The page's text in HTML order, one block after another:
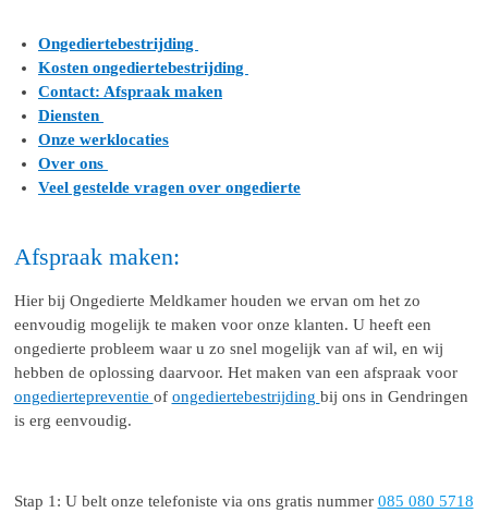
Ongediertebestrijding
Kosten ongediertebestrijding
Contact: Afspraak maken
Diensten
Onze werklocaties
Over ons
Veel gestelde vragen over ongedierte
Afspraak maken:
Hier bij Ongedierte Meldkamer houden we ervan om het zo
eenvoudig mogelijk te maken voor onze klanten. U heeft een
ongedierte probleem waar u zo snel mogelijk van af wil, en wij
hebben de oplossing daarvoor. Het maken van een afspraak voor
ongediertepreventie of ongediertebestrijding bij ons in Gendringen
is erg eenvoudig.
Stap 1: U belt onze telefoniste via ons gratis nummer 085 080 5718